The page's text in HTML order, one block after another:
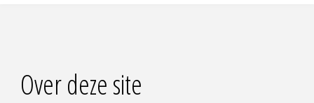
Over deze site